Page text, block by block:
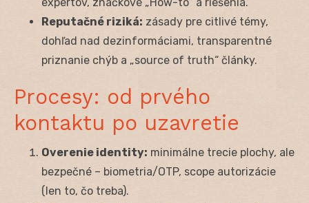
expertov, značkové „How-to“ a riešenia.
Reputačné riziká: zásady pre citlivé témy,
dohľad nad dezinformáciami, transparentné
priznanie chýb a „source of truth“ články.
Procesy: od prvého
kontaktu po uzavretie
Overenie identity: minimálne trecie plochy, ale
bezpečné – biometria/OTP, scope autorizácie
(len to, čo treba).